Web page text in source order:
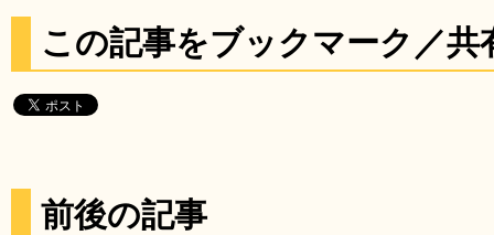
この記事をブックマーク／共
前後の記事